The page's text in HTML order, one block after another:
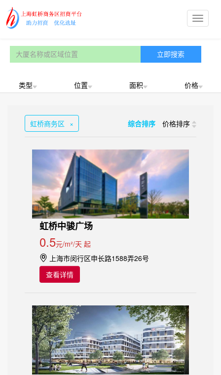
类型 位置 面积 价格
虹桥商务区 × 综合排序 价格排序
虹桥中骏广场
0.5元/m²/天 起
上海市闵行区申长路1588弄26号
查看详情